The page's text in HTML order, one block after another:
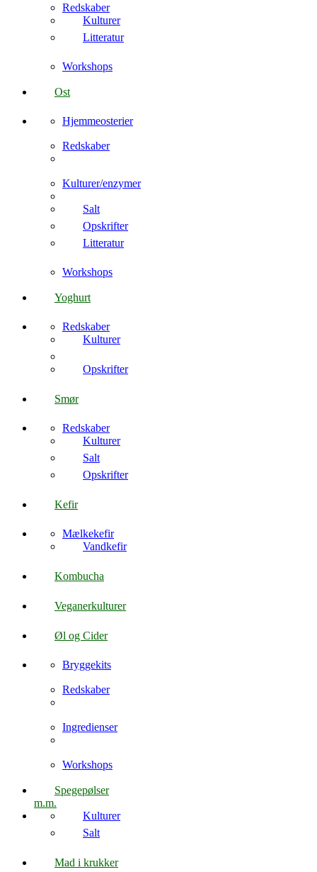
Redskaber
Kulturer
Litteratur
Workshops
Ost
Hjemmeosterier
Redskaber
Kulturer/enzymer
Salt
Opskrifter
Litteratur
Workshops
Yoghurt
Redskaber
Kulturer
Opskrifter
Smør
Redskaber
Kulturer
Salt
Opskrifter
Kefir
Mælkekefir
Vandkefir
Kombucha
Veganerkulturer
Øl og Cider
Bryggekits
Redskaber
Ingredienser
Workshops
Spegepølser
m.m.
Kulturer
Salt
Mad i krukker